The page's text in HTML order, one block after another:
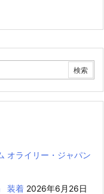
オライリー・ジャパン
装着 2026年6月26日